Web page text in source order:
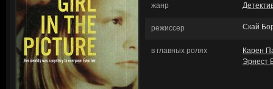
жанр
режиссер Скай
в главных ролях
Карен
Эрнест